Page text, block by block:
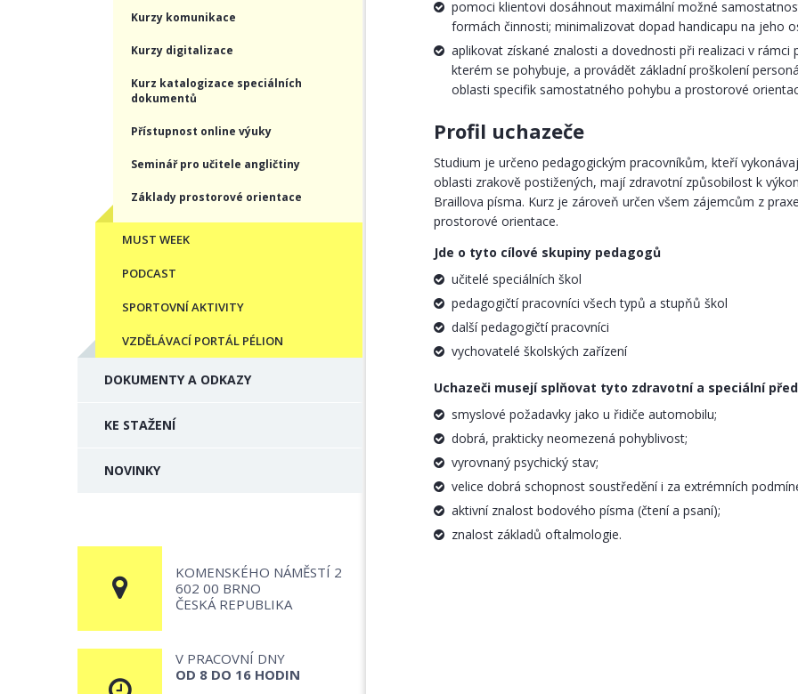
Kurzy komunikace
Kurzy digitalizace
Kurz katalogizace speciálních
dokumentů
Přístupnost online výuky
Seminář pro učitele angličtiny
Základy prostorové orientace
MUST WEEK
PODCAST
SPORTOVNÍ AKTIVITY
VZDĚLÁVACÍ PORTÁL PÉLION
DOKUMENTY A ODKAZY
KE STAŽENÍ
NOVINKY
KOMENSKÉHO NÁMĚSTÍ 2
602 00 BRNO
ČESKÁ REPUBLIKA
V PRACOVNÍ DNY
OD 8 DO 16 HODIN
pomoci klientovi dosáhnout maximální možné
formách činnosti; minimalizovat dopad handicapu na jeho
aplikovat získané znalosti a dovednosti při realizaci v
kterém se pohybuje, a provádět základní proškolení
oblasti specifik samostatného pohybu a prostorové
Profil uchazeče
Studium je určeno pedagogickým pracovníkům, kteří
oblasti zrakově postižených, mají zdravotní způsobilost k
Braillova písma. Kurz je zároveň určen všem zájemcům z
prostorové orientace.
Jde o tyto cílové skupiny pedagogů
učitelé speciálních škol
pedagogičtí pracovníci všech typů a stupňů škol
další pedagogičtí pracovníci
vychovatelé školských zařízení
Uchazeči musejí splňovat tyto zdravotní a speciální
smyslové požadavky jako u řidiče automobilu;
dobrá, prakticky neomezená pohyblivost;
vyrovnaný psychický stav;
velice dobrá schopnost soustředění i za extrémních
aktivní znalost bodového písma (čtení a psaní);
znalost základů oftalmologie.